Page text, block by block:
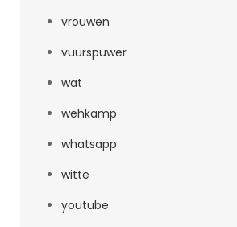
vrouwen
vuurspuwer
wat
wehkamp
whatsapp
witte
youtube